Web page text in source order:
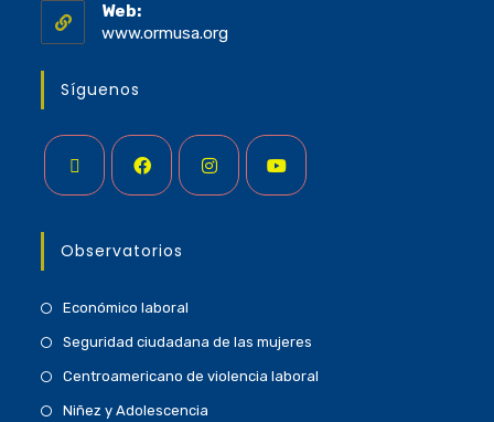
Web:
www.ormusa.org
Síguenos
Observatorios
Económico laboral
Seguridad ciudadana de las mujeres
Centroamericano de violencia laboral
Niñez y Adolescencia